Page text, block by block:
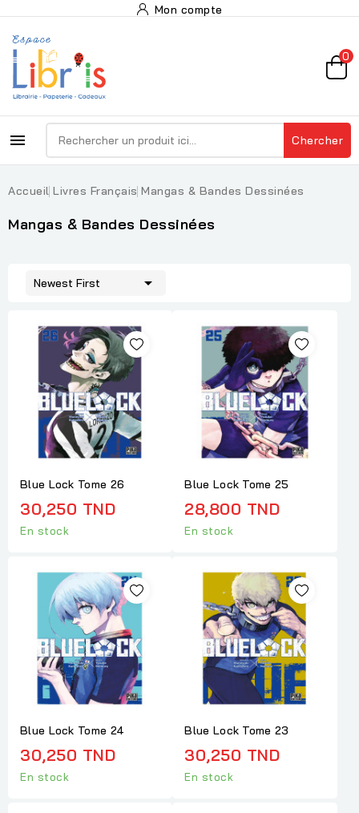
Mon compte
0
 Chercher
Accueil Livres Français Mangas & Bandes Dessinées
Mangas & Bandes Dessinées
Newest First 
Blue Lock Tome 26
30,250 TND
En stock
Blue Lock Tome 25
28,800 TND
En stock
Blue Lock Tome 24
30,250 TND
En stock
Blue Lock Tome 23
30,250 TND
En stock